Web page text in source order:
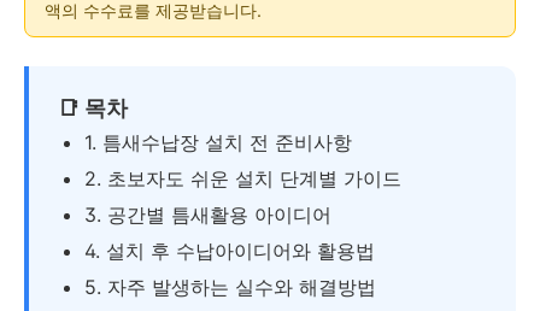
액의 수수료를 제공받습니다.
📑 목차
1. 틈새수납장 설치 전 준비사항
2. 초보자도 쉬운 설치 단계별 가이드
3. 공간별 틈새활용 아이디어
4. 설치 후 수납아이디어와 활용법
5. 자주 발생하는 실수와 해결방법